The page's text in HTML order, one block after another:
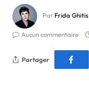
Par Frida Ghitis
Aucun commentaire
Partager